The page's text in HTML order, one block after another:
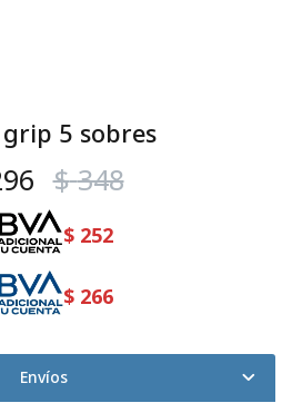
5 sobres
$ 348
$ 252
$ 266
Envíos